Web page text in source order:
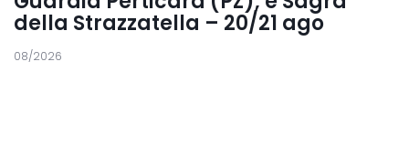
della Strazzatella – 20/21 ago
08/2026